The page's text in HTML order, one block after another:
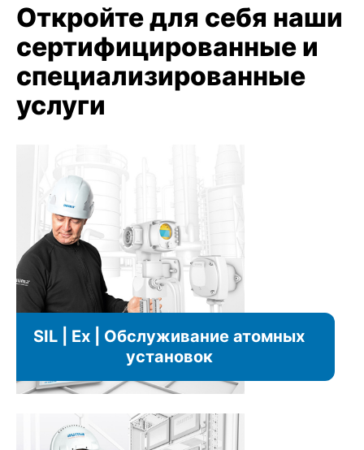
Откройте для себя наши
сертифицированные и
специализированные
услуги
SIL | Ex | Обслуживание атомных
установок